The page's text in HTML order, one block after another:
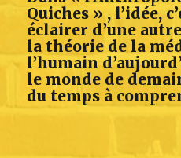
Quiches » , l’idée,
éclairer d’une
la théorie de la
l’humain
le monde de
du temps à